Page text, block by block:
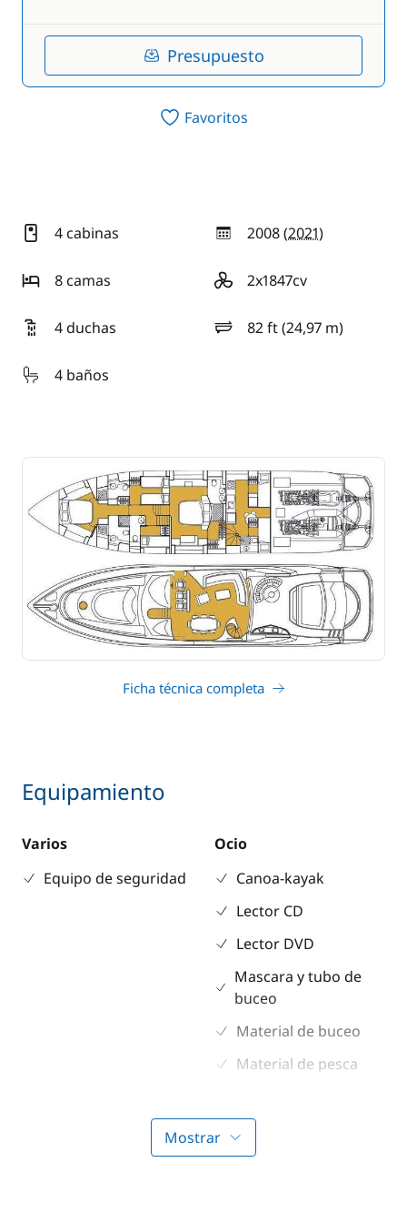
Presupuesto
Favoritos
4 cabinas 2008 (2021)
año
8 camas
2x1847cv
motorización
4 duchas
82 ft (24,97 m)
eslora
4 baños
Ficha técnica completa
Equipamiento
Varios
Equipo de seguridad
Ocio
Canoa-kayak
Lector CD
Lector DVD
Mascara y tubo de
buceo
Material de buceo
Material de pesca
Seabob / Scooter
Mostrar